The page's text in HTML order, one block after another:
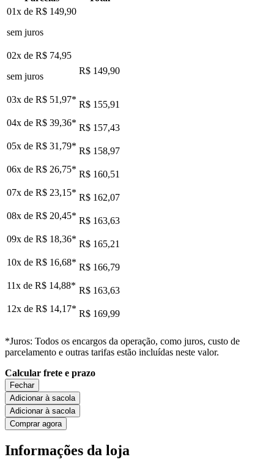
01x de R$ 149,90
sem juros
02x de R$ 74,95
sem juros
R$ 149,90
03x de R$ 51,97* R$ 155,91
04x de R$ 39,36* R$ 157,43
05x de R$ 31,79* R$ 158,97
06x de R$ 26,75* R$ 160,51
07x de R$ 23,15* R$ 162,07
08x de R$ 20,45* R$ 163,63
09x de R$ 18,36* R$ 165,21
10x de R$ 16,68* R$ 166,79
11x de R$ 14,88* R$ 163,63
12x de R$ 14,17* R$ 169,99
*Juros: Todos os encargos da operação, como juros, custo de
parcelamento e outras tarifas estão incluídas neste valor.
Calcular frete e prazo
Fechar
Adicionar à sacola
Adicionar à sacola
Comprar agora
Informações da loja